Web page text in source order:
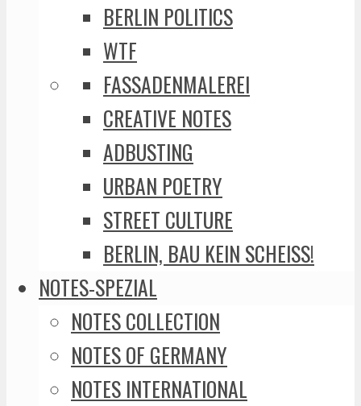
BERLIN POLITICS
WTF
FASSADENMALEREI
CREATIVE NOTES
ADBUSTING
URBAN POETRY
STREET CULTURE
BERLIN, BAU KEIN SCHEISS!
NOTES-SPEZIAL
NOTES COLLECTION
NOTES OF GERMANY
NOTES INTERNATIONAL